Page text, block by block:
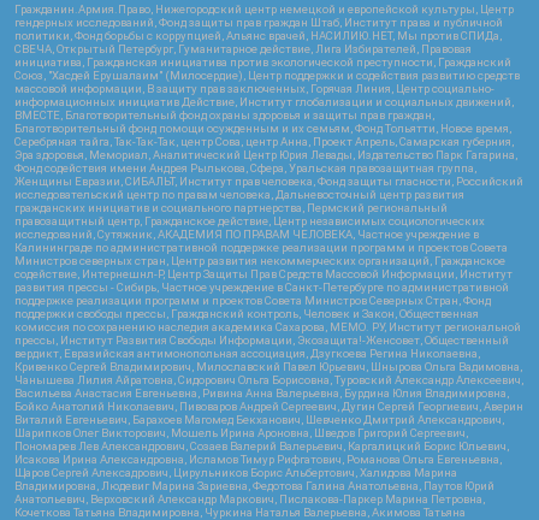
Гражданин.Армия.Право, Нижегородский центр немецкой и европейской культуры, Центр
гендерных исследований, Фонд защиты прав граждан Штаб, Институт права и публичной
политики, Фонд борьбы с коррупцией, Альянс врачей, НАСИЛИЮ.НЕТ, Мы против СПИДа,
СВЕЧА, Открытый Петербург, Гуманитарное действие, Лига Избирателей, Правовая
инициатива, Гражданская инициатива против экологической преступности, Гражданский
Союз, "Хасдей Ерушалаим" (Милосердие), Центр поддержки и содействия развитию средств
массовой информации, В защиту прав заключенных, Горячая Линия, Центр социально-
информационных инициатив Действие, Институт глобализации и социальных движений,
ВМЕСТЕ, Благотворительный фонд охраны здоровья и защиты прав граждан,
Благотворительный фонд помощи осужденным и их семьям, Фонд Тольятти, Новое время,
Серебряная тайга, Так-Так-Так, центр Сова, центр Анна, Проект Апрель, Самарская губерния,
Эра здоровья, Мемориал, Аналитический Центр Юрия Левады, Издательство Парк Гагарина,
Фонд содействия имени Андрея Рылькова, Сфера, Уральская правозащитная группа,
Женщины Евразии, СИБАЛЬТ, Институт прав человека, Фонд защиты гласности, Российский
исследовательский центр по правам человека, Дальневосточный центр развития
гражданских инициатив и социального партнерства, Пермский региональный
правозащитный центр, Гражданское действие, Центр независимых социологических
исследований, Сутяжник, АКАДЕМИЯ ПО ПРАВАМ ЧЕЛОВЕКА, Частное учреждение в
Калининграде по административной поддержке реализации программ и проектов Совета
Министров северных стран, Центр развития некоммерческих организаций, Гражданское
содействие, Интернешнл-Р, Центр Защиты Прав Средств Массовой Информации, Институт
развития прессы - Сибирь, Частное учреждение в Санкт-Петербурге по административной
поддержке реализации программ и проектов Совета Министров Северных Стран, Фонд
поддержки свободы прессы, Гражданский контроль, Человек и Закон, Общественная
комиссия по сохранению наследия академика Сахарова, МЕМО. РУ, Институт региональной
прессы, Институт Развития Свободы Информации, Экозащита!-Женсовет, Общественный
вердикт, Евразийская антимонопольная ассоциация, Дзугкоева Регина Николаевна,
Кривенко Сергей Владимирович, Милославский Павел Юрьевич, Шнырова Ольга Вадимовна,
Чанышева Лилия Айратовна, Сидорович Ольга Борисовна, Туровский Александр Алексеевич,
Васильева Анастасия Евгеньевна, Ривина Анна Валерьевна, Бурдина Юлия Владимировна,
Бойко Анатолий Николаевич, Пивоваров Андрей Сергеевич, Дугин Сергей Георгиевич, Аверин
Виталий Евгеньевич, Барахоев Магомед Бекханович, Шевченко Дмитрий Александрович,
Шарипков Олег Викторович, Мошель Ирина Ароновна, Шведов Григорий Сергеевич,
Пономарев Лев Александрович, Созаев Валерий Валерьевич, Каргалицкий Борис Юльевич,
Исакова Ирина Александровна, Исламов Тимур Рифгатович, Романова Ольга Евгеньевна,
Щаров Сергей Алексадрович, Цирульников Борис Альбертович, Халидова Марина
Владимировна, Людевиг Марина Зариевна, Федотова Галина Анатольевна, Паутов Юрий
Анатольевич, Верховский Александр Маркович, Пислакова-Паркер Марина Петровна,
Кочеткова Татьяна Владимировна, Чуркина Наталья Валерьевна, Акимова Татьяна